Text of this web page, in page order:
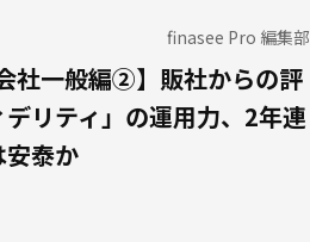
finasee Pro 編集部
社一般編②】販社からの評
リティ」の運用力、2年連
泰か